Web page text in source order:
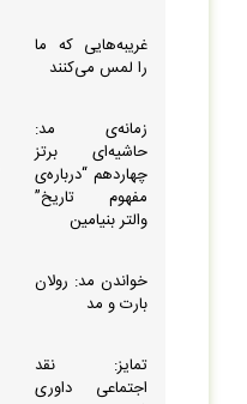
غریبه‏‌هایی که ما
را لمس می‏‌کنند
زمانه‌‏ی مد:
حاشیه‏‌ای برتز
چهاردهم “درباره‌‏ی
مفهوم تاریخ”
والتر بنیامین
خواندن مد: رولان
بارت و مد
تمایز: نقد
اجتماعی داوری